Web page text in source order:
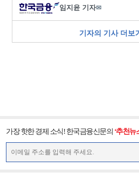
임지윤 기자✉
기자의 기사 더보기
가장 핫한 경제 소식! 한국금융신문의 ‘추천뉴